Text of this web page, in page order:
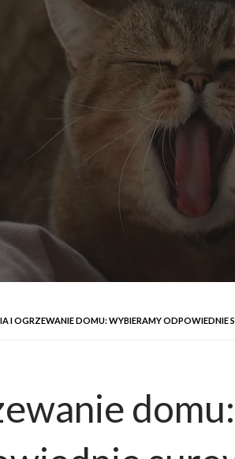
I OGRZEWANIE DOMU: WYBIERAMY ODPOWIEDNIE
domu: